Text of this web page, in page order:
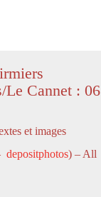
Le Cannet : 06
et images
depositphotos) – All